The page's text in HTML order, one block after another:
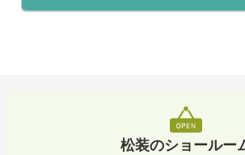
松装のショールー